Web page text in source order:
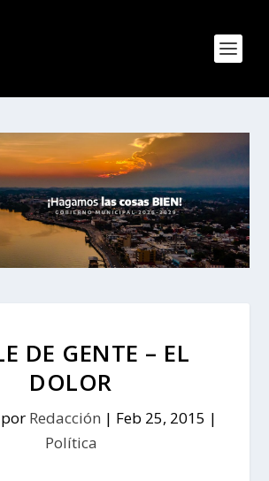
DE GENTE – EL
DOLOR
Redacción | Feb 25, 2015 |
Política